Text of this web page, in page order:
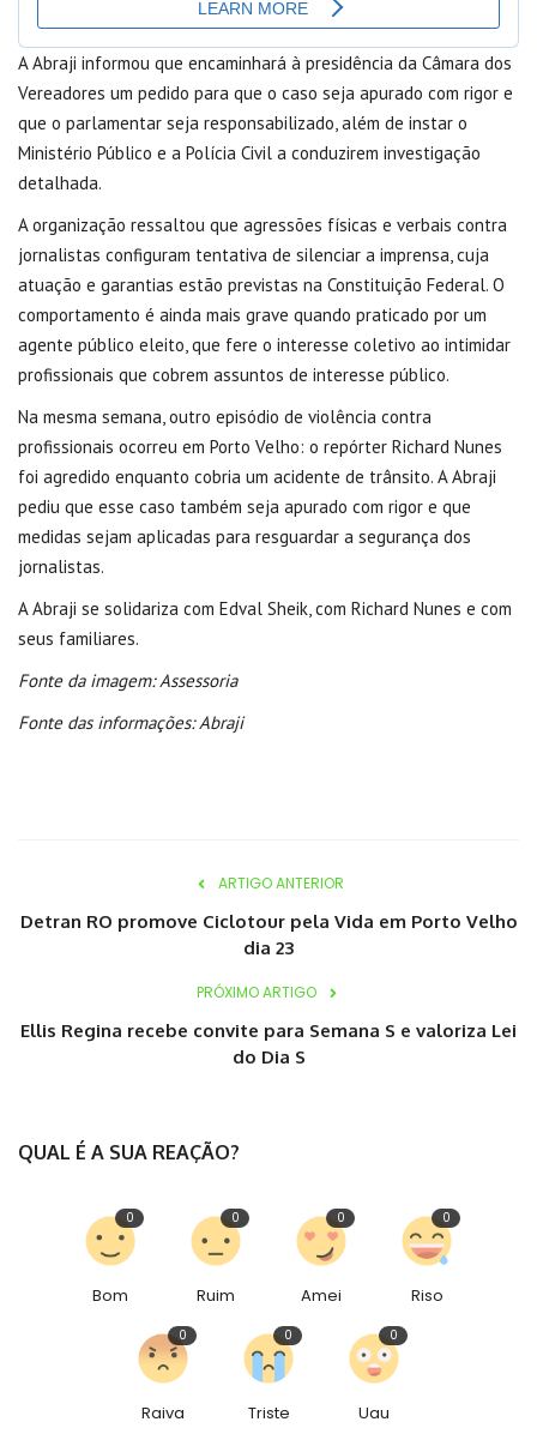
A Abraji informou que encaminhará à presidência da Câmara dos
Vereadores um pedido para que o caso seja apurado com rigor e
que o parlamentar seja responsabilizado, além de instar o
Ministério Público e a Polícia Civil a conduzirem investigação
detalhada.
A organização ressaltou que agressões físicas e verbais contra
jornalistas configuram tentativa de silenciar a imprensa, cuja
atuação e garantias estão previstas na Constituição Federal. O
comportamento é ainda mais grave quando praticado por um
agente público eleito, que fere o interesse coletivo ao intimidar
profissionais que cobrem assuntos de interesse público.
Na mesma semana, outro episódio de violência contra
profissionais ocorreu em Porto Velho: o repórter Richard Nunes
foi agredido enquanto cobria um acidente de trânsito. A Abraji
pediu que esse caso também seja apurado com rigor e que
medidas sejam aplicadas para resguardar a segurança dos
jornalistas.
A Abraji se solidariza com Edval Sheik, com Richard Nunes e com
seus familiares.
Fonte da imagem: Assessoria
Fonte das informações: Abraji
ARTIGO ANTERIOR
Detran RO promove Ciclotour pela Vida em Porto Velho
dia 23
PRÓXIMO ARTIGO
Ellis Regina recebe convite para Semana S e valoriza Lei
do Dia S
QUAL É A SUA REAÇÃO?
Bom
0
Ruim
0
Amei
0
Riso
0
Raiva
0
Triste
0
Uau
0